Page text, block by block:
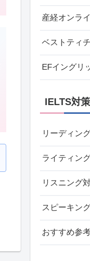
産経オンラ
ベストティ
EFイングリ
IELTS対策
リーディン
ライティン
リスニング
スピーキン
おすすめ参